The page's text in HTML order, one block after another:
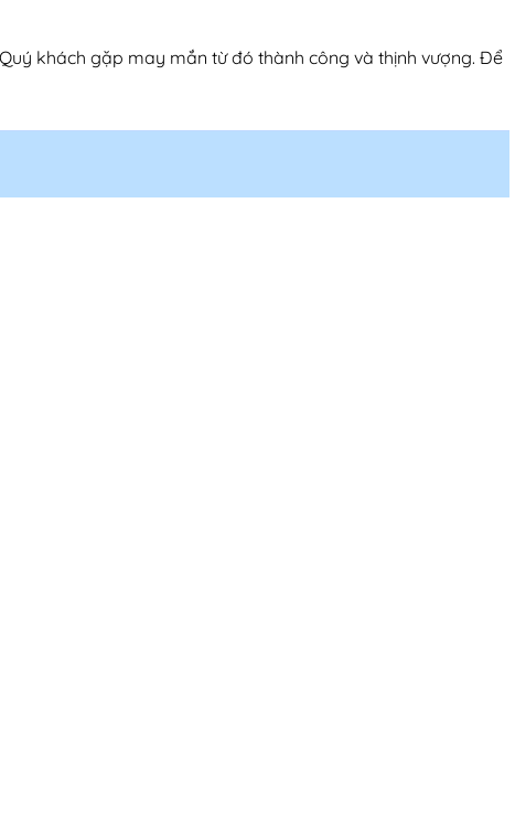
khách gặp may mắn từ đó thành công và thịnh vượng. Để